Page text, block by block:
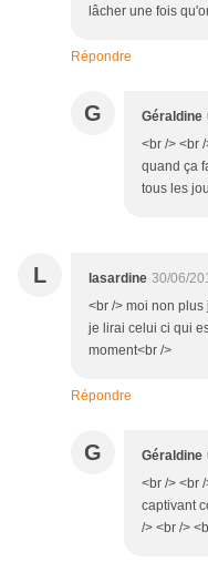
lâcher une fois
Répondre
G Géraldine
<br /> <br
quand ça
tous les
L lasardine 30/06/
<br /> moi non
je lirai celui ci qui
moment<br />
Répondre
G Géraldine
<br /> <br
captivant
/> <br />